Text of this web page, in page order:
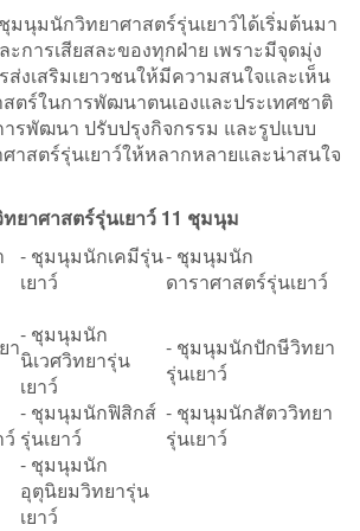
นักวิทยาศาสตร์รุ่นเยาว์ได้เริ่มต้นมา
การเสียสละของทุกฝ่าย เพราะมีจุดมุ่ง
งเสริมเยาวชนให้มีความสนใจและเห็น
ตร์ในการพัฒนาตนเองและประเทศชาติ
รพัฒนา ปรับปรุงกิจกรรม และรูปแบบ
สตร์รุ่นเยาว์ให้หลากหลายและน่าสนใจ
ยาศาสตร์รุ่นเยาว์ 11 ชุมนุม
- ชุมนุมนักเคมีรุ่น
เยาว์
- ชุมนุมนัก
ดาราศาสตร์รุ่นเยาว์
า- ชุมนุมนัก
นิเวศวิทยารุ่น
เยาว์
- ชุมนุมนักปักษีวิทยา
รุ่นเยาว์
- ชุมนุมนักฟิสิกส์
รุ่นเยาว์
- ชุมนุมนักสัตววิทยา
รุ่นเยาว์
- ชุมนุมนัก
อุตุนิยมวิทยารุ่น
เยาว์